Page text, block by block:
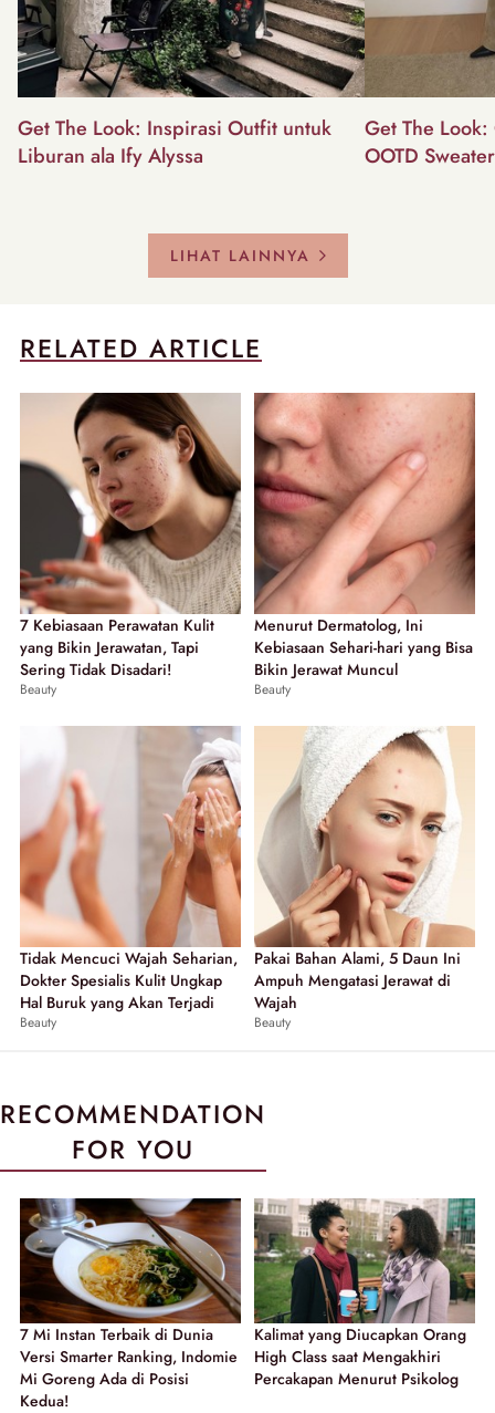
Get The Look: Inspirasi Outfit untuk
Liburan ala Ify Alyssa
Get The
OOTD
LIHAT LAINNYA
RELATED ARTICLE
7 Kebiasaan Perawatan Kulit
yang Bikin Jerawatan, Tapi
Sering Tidak Disadari!
Beauty
Menurut Dermatolog, Ini
Kebiasaan Sehari-hari yang Bisa
Bikin Jerawat Muncul
Beauty
Tidak Mencuci Wajah Seharian,
Dokter Spesialis Kulit Ungkap
Hal Buruk yang Akan Terjadi
Beauty
Pakai Bahan Alami, 5 Daun Ini
Ampuh Mengatasi Jerawat di
Wajah
Beauty
RECOMMENDATION
FOR YOU
7 Mi Instan Terbaik di Dunia
Versi Smarter Ranking, Indomie
Mi Goreng Ada di Posisi
Kedua!
Kalimat yang Diucapkan Orang
High Class saat Mengakhiri
Percakapan Menurut Psikolog